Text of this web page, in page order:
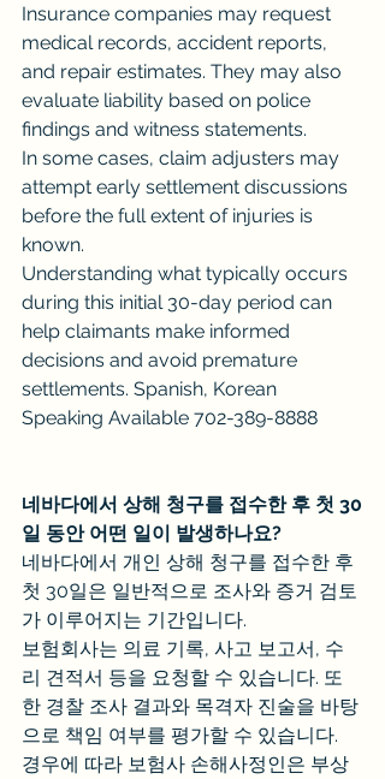
Insurance companies may request
medical records, accident reports,
and repair estimates. They may also
evaluate liability based on police
findings and witness statements.
In some cases, claim adjusters may
attempt early settlement discussions
before the full extent of injuries is
known.
Understanding what typically occurs
during this initial 30-day period can
help claimants make informed
decisions and avoid premature
settlements. Spanish, Korean
Speaking Available 702-389-8888
네바다에서 상해 청구를 접수한 후 첫 30
일 동안 어떤 일이 발생하나요?
네바다에서 개인 상해 청구를 접수한 후
첫 30일은 일반적으로 조사와 증거 검토
가 이루어지는 기간입니다.
보험회사는 의료 기록, 사고 보고서, 수
리 견적서 등을 요청할 수 있습니다. 또
한 경찰 조사 결과와 목격자 진술을 바탕
으로 책임 여부를 평가할 수 있습니다.
경우에 따라 보험사 손해사정인은 부상